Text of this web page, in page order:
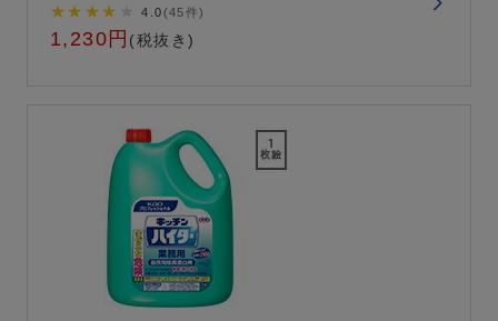
★★★★
4.0 (45件)
1,230円 (税抜き)